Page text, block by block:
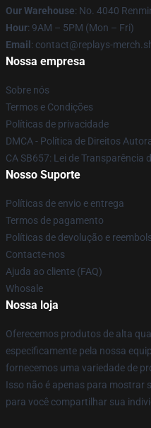
Our Warehouse: No. 4040
Hour: 9AM – 5PM (Mon – Fri)
Email : contact@replays-
Nossa empresa
Sobre nós
Termos e Condições
Políticas de privacidade
DMCA - Política de Direitos
CA SB657: Lei de Transparência
Nosso Suporte
Políticas de envio e entrega
Termos de pagamento
Políticas de devolução e
Contacte-nos
Ajuda ao cliente (FAQ)
Whosale
Nossa loja
Oferecemos produtos de alta
especificamente pela nossa
fornecemos uma variedade de
Isso não é apenas para mostrar
para você compartilhar sua